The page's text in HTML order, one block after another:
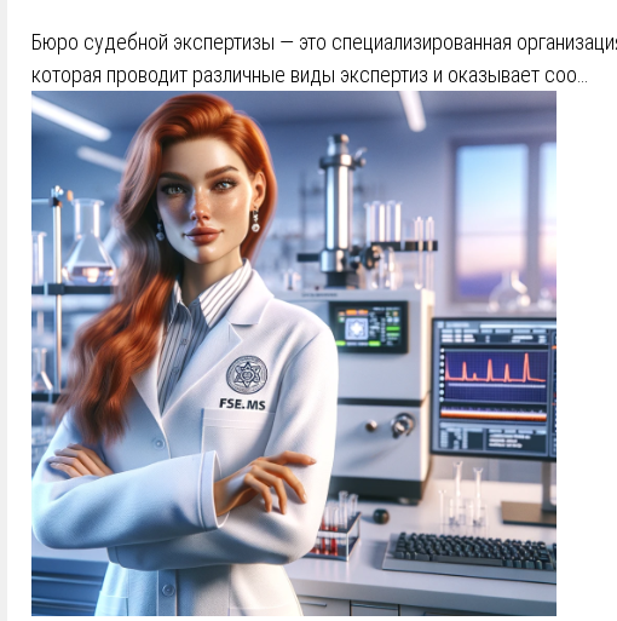
Бюро судебной экспертизы — это специализированная
которая проводит различные виды экспертиз и оказывает соо…